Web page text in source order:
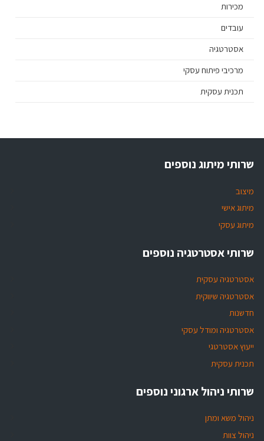
מכירות
עובדים
אסטרטגיה
מרכיבי פיתוח עסקי
תכנית עסקית
שרותי מיתוג נוספים
מיצוב
מיתוג אישי
מיתוג עסקי
שרותי אסטרטגיה נוספים
אסטרטגיה עסקית
אסטרטגיה שיווקית
חדשנות
אסטרטגיה ומודל עסקי
ייעוץ אסטרטגי
תכנית עסקית
שרותי ניהול ארגוני נוספים
ניהול משא ומתן
ניהול צוות